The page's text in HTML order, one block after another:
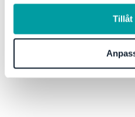
information, se vår
Tillåt
Contact us
Inspiration